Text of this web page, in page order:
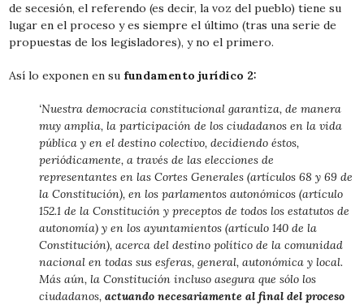
de secesión, el referendo (es decir, la voz del pueblo) tiene su
lugar en el proceso y es siempre el último (tras una serie de
propuestas de los legisladores), y no el primero.
Así lo exponen en su fundamento jurídico 2:
‘Nuestra democracia constitucional garantiza, de manera
muy amplia, la participación de los ciudadanos en la vida
pública y en el destino colectivo, decidiendo éstos,
periódicamente, a través de las elecciones de
representantes en las Cortes Generales (artículos 68 y 69 de
la Constitución), en los parlamentos autonómicos (artículo
152.1 de la Constitución y preceptos de todos los estatutos de
autonomía) y en los ayuntamientos (artículo 140 de la
Constitución), acerca del destino político de la comunidad
nacional en todas sus esferas, general, autonómica y local.
Más aún, la Constitución incluso asegura que sólo los
ciudadanos, actuando necesariamente al final del proceso